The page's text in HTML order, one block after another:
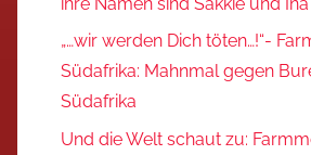
„…wir werden Dich töten…!“-
Südafrika: Mahnmal gegen
Südafrika
Und die Welt schaut zu: